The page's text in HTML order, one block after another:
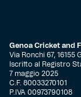
Genoa Cricket and
Via Ronchi 67, 16155
Iscritto al Registro
7 maggio 2025
C.F. 80033270101
P.IVA 00973790108